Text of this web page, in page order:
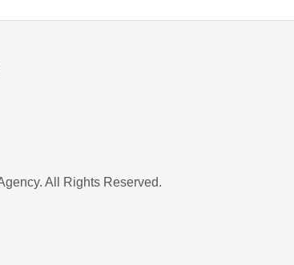
All Rights Reserved.